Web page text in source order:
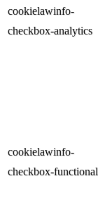
cookielawinfo-
checkbox-analytics
cookielawinfo-
checkbox-functional